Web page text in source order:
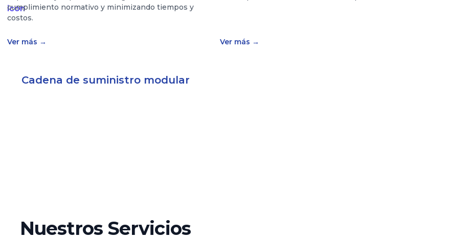
cumplimiento normativo y minimizando tiempos y
costos.
Ver más → Ver más →
Cadena de suministro modular
Nuestros Servicios